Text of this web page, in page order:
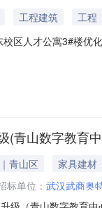
工程建筑
工程
区人才公寓3#楼优
(青山数字教育
青山区 家具建材
标单位： 武汉武商奥